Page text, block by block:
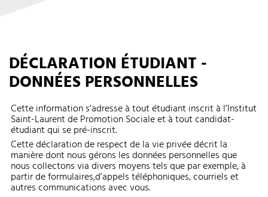
DÉCLARATION ÉTUDIANT -
DONNÉES PERSONNELLES
Cette information s’adresse à tout étudiant inscrit à l’Institut
Saint-Laurent de Promotion Sociale et à tout candidat-
étudiant qui se pré-inscrit.
Cette déclaration de respect de la vie privée décrit la
manière dont nous gérons les données personnelles que
nous collectons via divers moyens tels que par exemple, à
partir de formulaires,d’appels téléphoniques, courriels et
autres communications avec vous.